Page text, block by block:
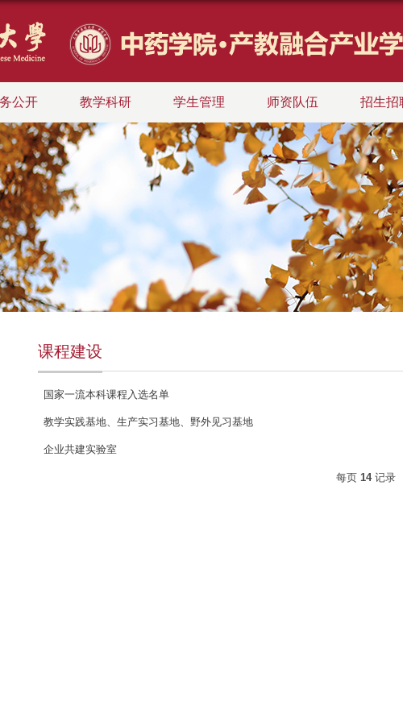
公开 教学科研 学生管理 师资队伍 招生招
课程建设
国家一流本科课程入选名单
教学实践基地、生产实习基地、野外见习基地
企业共建实验室
每页 14记录